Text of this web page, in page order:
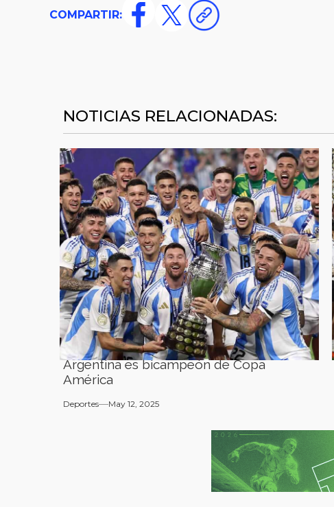
COMPARTIR:
NOTICIAS RELACIONADAS:
Argentina es bicampeón de Copa
América
Deportes May 12, 2025